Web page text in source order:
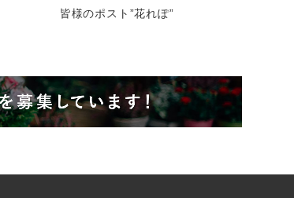
皆様のポスト”花れぽ”